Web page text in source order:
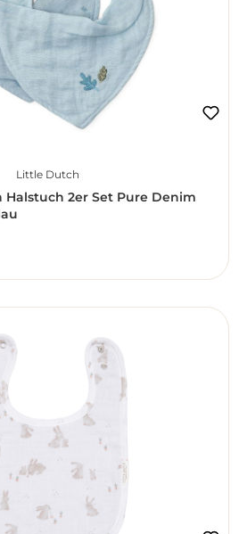
Little Dutch
Halstuch 2er Set Pure Denim